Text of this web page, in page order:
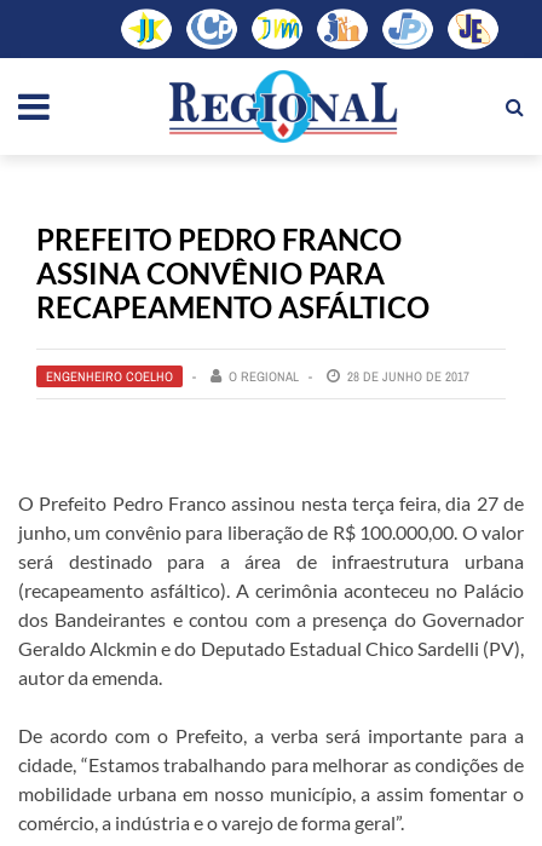
PREFEITO PEDRO FRANCO
ASSINA CONVÊNIO PARA
RECAPEAMENTO ASFÁLTICO
ENGENHEIRO COELHO O REGIONAL 28 DE JUNHO DE 2017
O Prefeito Pedro Franco assinou nesta terça feira, dia 27 de
junho, um convênio para liberação de R$ 100.000,00. O valor
será destinado para a área de infraestrutura urbana
(recapeamento asfáltico). A cerimônia aconteceu no Palácio
dos Bandeirantes e contou com a presença do Governador
Geraldo Alckmin e do Deputado Estadual Chico Sardelli (PV),
autor da emenda.
De acordo com o Prefeito, a verba será importante para a
cidade, “Estamos trabalhando para melhorar as condições de
mobilidade urbana em nosso município, a assim fomentar o
comércio, a indústria e o varejo de forma geral”.